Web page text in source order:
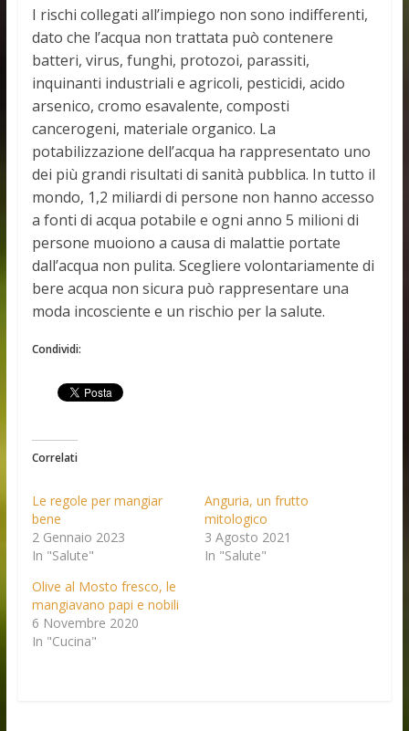
I rischi collegati all’impiego non sono indifferenti,
dato che l’acqua non trattata può contenere
batteri, virus, funghi, protozoi, parassiti,
inquinanti industriali e agricoli, pesticidi, acido
arsenico, cromo esavalente, composti
cancerogeni, materiale organico. La
potabilizzazione dell’acqua ha rappresentato uno
dei più grandi risultati di sanità pubblica. In tutto il
mondo, 1,2 miliardi di persone non hanno accesso
a fonti di acqua potabile e ogni anno 5 milioni di
persone muoiono a causa di malattie portate
dall’acqua non pulita. Scegliere volontariamente di
bere acqua non sicura può rappresentare una
moda incosciente e un rischio per la salute.
Condividi:
Correlati
Le regole per mangiar
bene
2 Gennaio 2023
In "Salute"
Anguria, un frutto
mitologico
3 Agosto 2021
In "Salute"
Olive al Mosto fresco, le
mangiavano papi e nobili
6 Novembre 2020
In "Cucina"